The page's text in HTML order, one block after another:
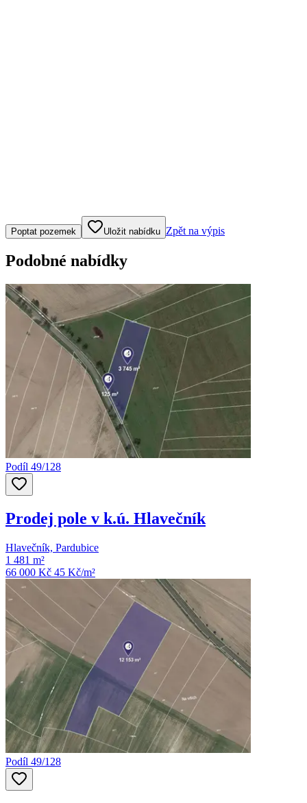
Klepněte nebo klikněte pro ovládání mapy
Poptat pozemek Uložit nabídku Zpět na výpis
Podobné nabídky
Podíl 49/128
Prodej pole v k.ú. Hlavečník
Hlavečník, Pardubice
1 481 m²
66 000 Kč 45 Kč/m²
Podíl 49/128